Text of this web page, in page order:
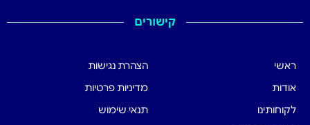
קישורים
ראשי
אודות
לקוחותינו
הצהרת נגישות
מדיניות פרטיות
תנאי שימוש